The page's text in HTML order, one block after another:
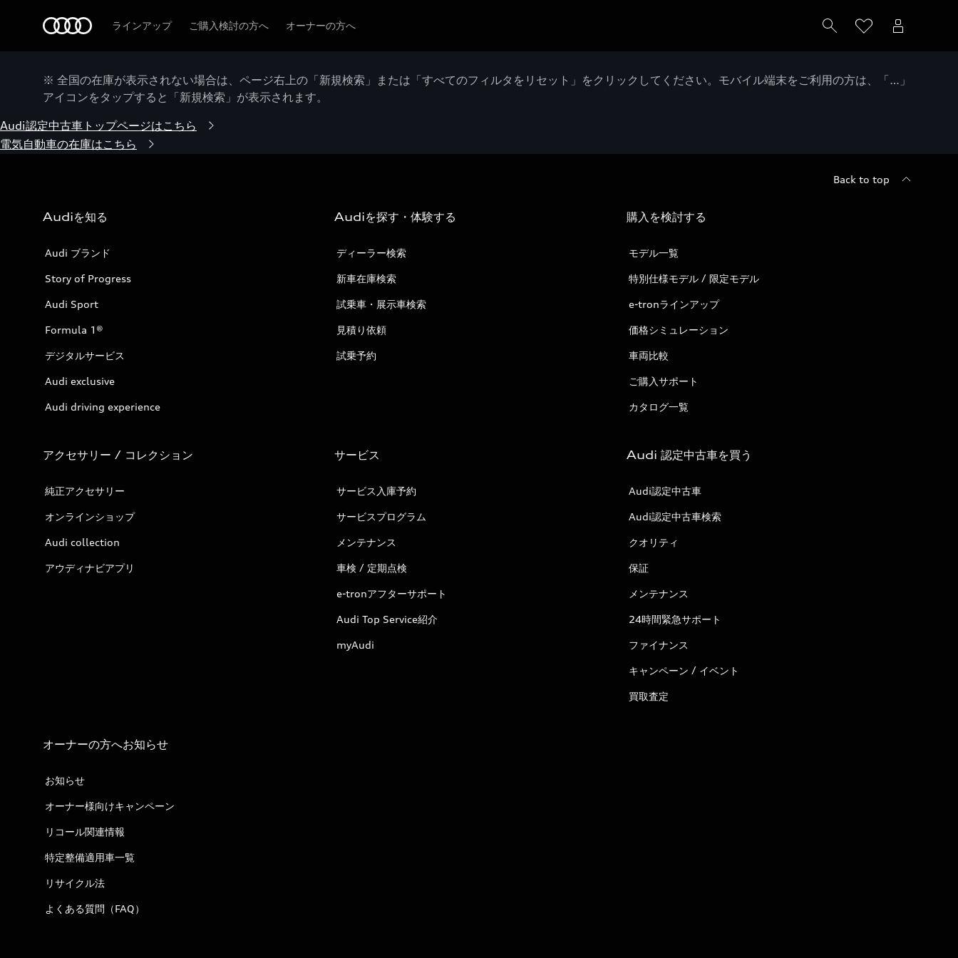
ラインアップ ご購入検討の方へ オーナーの方へ
※ 全国の在庫が表示されない場合は、ページ右上の「新規検索」または「すべてのフィルタをリセット」をクリックしてください。モバイル端末をご利用の方は、「…」
アイコンをタップすると「新規検索」が表示されます。
Audi認定中古車トップページはこちら
電気自動車の在庫はこちら
Back to top
Audiを知る
Audi ブランド
Story of Progress
Audi Sport
Formula 1®
デジタルサービス
Audi exclusive
Audi driving experience
Audiを探す・体験する
ディーラー検索
新車在庫検索
試乗車・展示車検索
見積り依頼
試乗予約
購入を検討する
モデル一覧
特別仕様モデル / 限定モデル
e-tronラインアップ
価格シミュレーション
車両比較
ご購入サポート
カタログ一覧
アクセサリー / コレクション
純正アクセサリー
オンラインショップ
Audi collection
アウディナビアプリ
サービス
サービス入庫予約
サービスプログラム
メンテナンス
車検 / 定期点検
e-tronアフターサポート
Audi Top Service紹介
myAudi
Audi 認定中古車を買う
Audi認定中古車
Audi認定中古車検索
クオリティ
保証
メンテナンス
24時間緊急サポート
ファイナンス
キャンペーン / イベント
買取査定
オーナーの方へお知らせ
お知らせ
オーナー様向けキャンペーン
リコール関連情報
特定整備適用車一覧
リサイクル法
よくある質問（FAQ）